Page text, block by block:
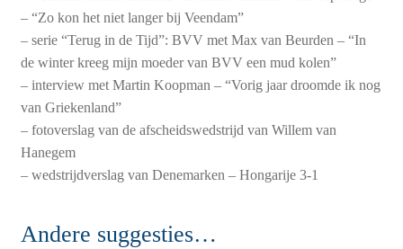
– “Zo kon het niet langer bij Veendam”
– serie “Terug in de Tijd”: BVV met Max van Beurden – “In
de winter kreeg mijn moeder van BVV een mud kolen”
– interview met Martin Koopman – “Vorig jaar droomde ik nog
van Griekenland”
– fotoverslag van de afscheidswedstrijd van Willem van
Hanegem
– wedstrijdverslag van Denemarken – Hongarije 3-1
Andere suggesties…